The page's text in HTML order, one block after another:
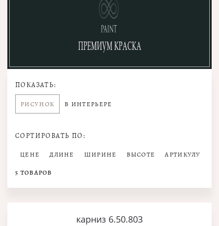
ПОКАЗАТЬ:
РИСУНОК В ИНТЕРЬЕРЕ
СОРТИРОВАТЬ ПО:
ЦЕНЕ ДЛИНЕ ШИРИНЕ ВЫСОТЕ АРТИКУЛУ
5 ТОВАРОВ
карниз 6.50.803